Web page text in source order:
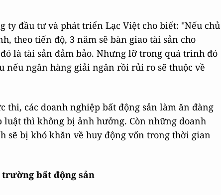
ty đầu tư và phát triển Lạc Việt cho biết: "Nếu chủ
theo tiến độ, 3 năm sẽ bàn giao tài sản cho
là tài sản đảm bảo. Nhưng lỡ trong quá trình đó
ngân hàng giải ngân rồi rủi ro sẽ thuộc về
thi, các doanh nghiệp bất động sản làm ăn đàng
thì không bị ảnh hưởng. Còn những doanh
sẽ bị khó khăn về huy động vốn trong thời gian
bất động sản